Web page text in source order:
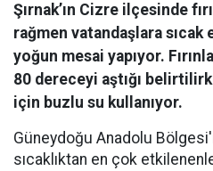
Şırnak’ın Cizre ilçesinde
rağmen vatandaşlara sıcak
yoğun mesai yapıyor.
80 dereceyi aştığı
için buzlu su kullanıyor.
Güneydoğu Anadolu
sıcaklıktan en çok